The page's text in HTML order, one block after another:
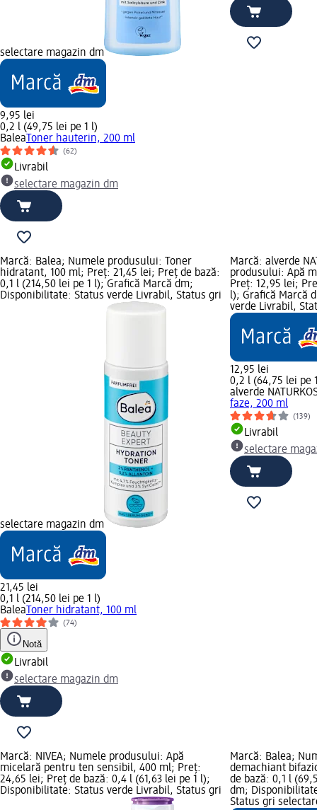
selectare magazin dm
9,95 lei
0,2 l (49,75 lei pe 1 l)
Balea Toner hauterin, 200 ml
(62)
Livrabil
selectare magazin dm
Marcă: Balea; Numele produsului: Toner
hidratant, 100 ml; Preț: 21,45 lei; Preț de bază:
0,1 l (214,50 lei pe 1 l); Grafică Marcă dm;
Disponibilitate: Status verde Livrabil, Status gri
selectare magazin dm
21,45 lei
0,1 l (214,50 lei pe 1 l)
Balea Toner hidratant, 100 ml
(74)
Notă
Livrabil
selectare magazin dm
Marcă: alverde
produsului: Apă
Preț: 12,95 lei;
l); Grafică Marcă
verde Livrabil,
12,95 lei
0,2 l (64,75 lei pe
alverde
faze, 200 ml
(139)
Livrabil
selectare
Marcă: NIVEA; Numele produsului: Apă
micelară pentru ten sensibil, 400 ml; Preț:
24,65 lei; Preț de bază: 0,4 l (61,63 lei pe 1 l);
Disponibilitate: Status verde Livrabil, Status gri
Marcă: Balea;
demachiant
de bază: 0,1 l
dm;
Status gri